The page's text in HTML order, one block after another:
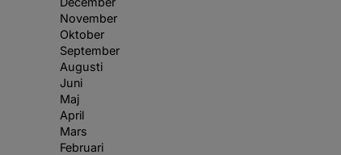
November
Oktober
September
Augusti
Juni
Maj
April
Mars
Februari